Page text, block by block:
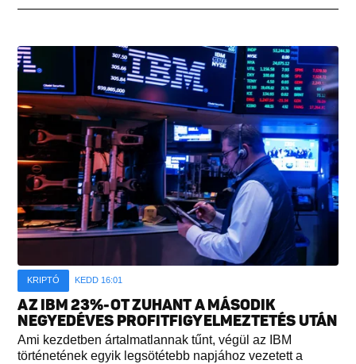
KRIPTÓ KEDD 16:01
AZ IBM 23%-OT ZUHANT A MÁSODIK
NEGYEDÉVES PROFITFIGYELMEZTETÉS UTÁN
Ami kezdetben ártalmatlannak tűnt, végül az IBM
történetének egyik legsötétebb napjához vezetett a